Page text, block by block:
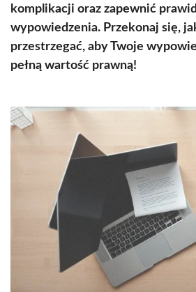
komplikacji oraz zapewnić
wypowiedzenia. Przekonaj się,
przestrzegać, aby Twoje
pełną wartość prawną!